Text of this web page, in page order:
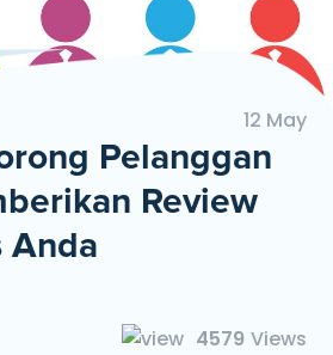
12 May
Pelanggan
Review
Anda
4579 Views